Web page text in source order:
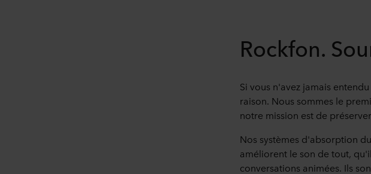
Rockfon.
Si vous n'avez jamais
raison. Nous sommes le
notre mission est de
Nos systèmes d'absorption
améliorent le son de tout,
conversations animées. Ils